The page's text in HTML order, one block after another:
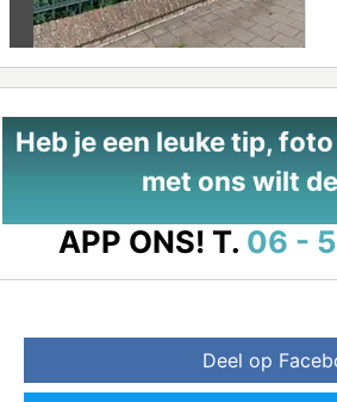
Heb je een leuke tip,
met ons wilt
APP ONS! T. 06 -
Deel op